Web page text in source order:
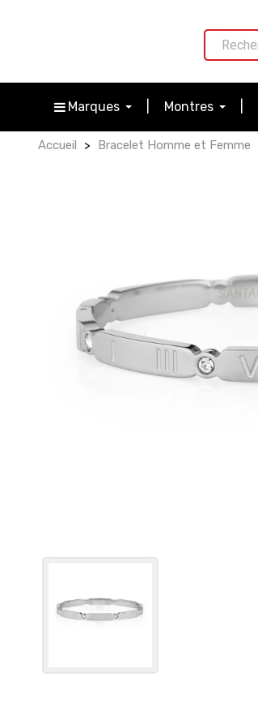
Marques Montres
Accueil Bracelet Homme et Femme